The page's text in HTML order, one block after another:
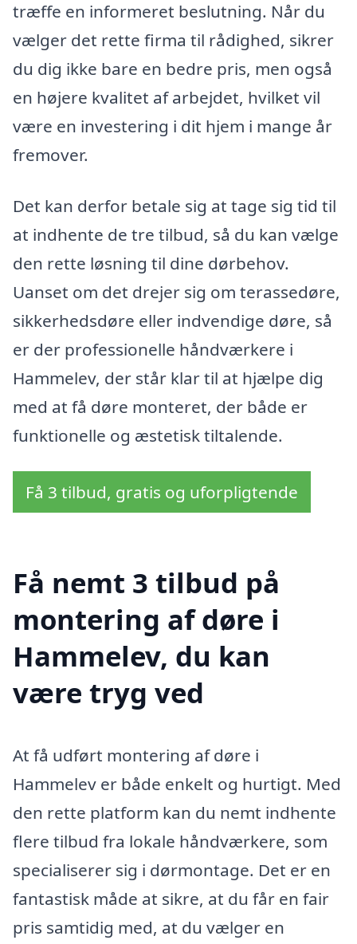
træffe en informeret beslutning. Når du
vælger det rette firma til rådighed, sikrer
du dig ikke bare en bedre pris, men også
en højere kvalitet af arbejdet, hvilket vil
være en investering i dit hjem i mange år
fremover.
Det kan derfor betale sig at tage sig tid til
at indhente de tre tilbud, så du kan vælge
den rette løsning til dine dørbehov.
Uanset om det drejer sig om terassedøre,
sikkerhedsdøre eller indvendige døre, så
er der professionelle håndværkere i
Hammelev, der står klar til at hjælpe dig
med at få døre monteret, der både er
funktionelle og æstetisk tiltalende.
Få 3 tilbud, gratis og uforpligtende
Få nemt 3 tilbud på
montering af døre i
Hammelev, du kan
være tryg ved
At få udført montering af døre i
Hammelev er både enkelt og hurtigt. Med
den rette platform kan du nemt indhente
flere tilbud fra lokale håndværkere, som
specialiserer sig i dørmontage. Det er en
fantastisk måde at sikre, at du får en fair
pris samtidig med, at du vælger en